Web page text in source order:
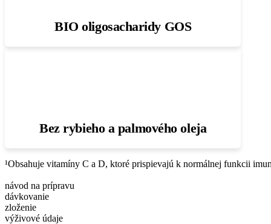
BIO oligosacharidy GOS
Bez rybieho a palmového oleja
¹Obsahuje vitamíny C a D, ktoré prispievajú k normálnej funkcii
návod na prípravu
dávkovanie
zloženie
výživové údaje